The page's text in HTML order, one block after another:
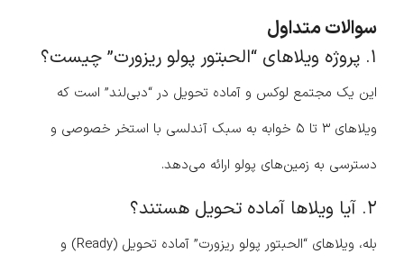
سوالات متداول
۱. پروژه ویلاهای “الحبتور پولو ریزورت” چیست؟
این یک مجتمع لوکس و آماده تحویل در “دبی‌لند” است که
ویلاهای ۳ تا ۵ خوابه به سبک آندلسی با استخر خصوصی و
دسترسی به زمین‌های پولو ارائه می‌دهد.
۲. آیا ویلاها آماده تحویل هستند؟
بله، ویلاهای “الحبتور پولو ریزورت” آماده تحویل (Ready) و